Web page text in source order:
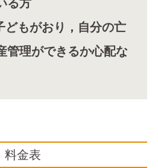
る方
どもがおり，自分の亡
管理ができるか心配な
料金表